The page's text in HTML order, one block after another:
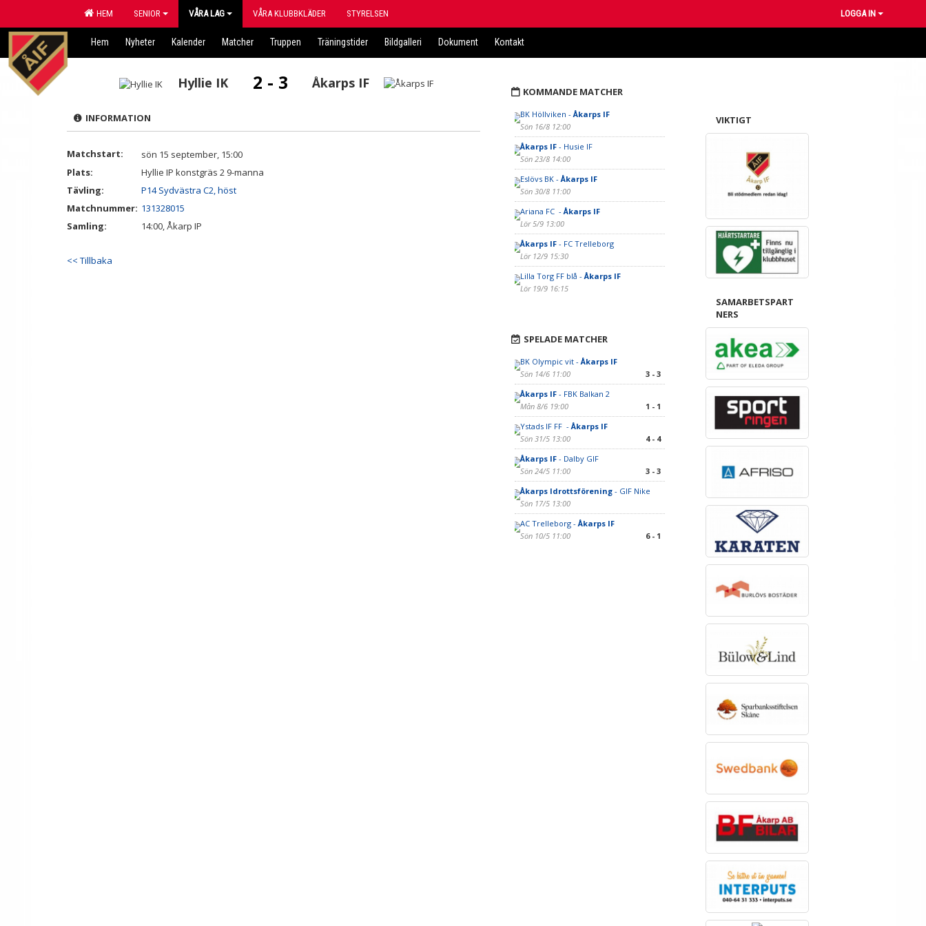
HEM SENIOR VÅRA LAG VÅRA KLUBBKLÄDER STYRELSEN LOGGA IN
Hem Nyheter Kalender Matcher Truppen Träningstider Bildgalleri Dokument Kontakt
Hyllie IK 2 - 3 Åkarps IF
INFORMATION
Matchstart:
sön 15 september, 15:00
Plats:
Hyllie IP konstgräs 2 9-manna
Tävling:
P14 Sydvästra C2, höst
Matchnummer: 131328015
Samling:
14:00, Åkarp IP
<< Tillbaka
KOMMANDE MATCHER
BK Höllviken -Åkarps IF
Sön 16/8 12:00
Åkarps IF- Husie IF
Sön 23/8 14:00
Eslövs BK -Åkarps IF
Sön 30/8 11:00
Ariana FC -Åkarps IF
Lör 5/9 13:00
Åkarps IF- FC Trelleborg
Lör 12/9 15:30
Lilla Torg FF blå -Åkarps IF
Lör 19/9 16:15
SPELADE MATCHER
BK Olympic vit -Åkarps IF
Sön 14/6 11:00
3 - 3
Åkarps IF- FBK Balkan 2
Mån 8/6 19:00
1 - 1
Ystads IF FF -Åkarps IF
Sön 31/5 13:00
4 - 4
Åkarps IF- Dalby GIF
Sön 24/5 11:00
3 - 3
Åkarps Idrottsförening- GIF Nike
Sön 17/5 13:00
AC Trelleborg -Åkarps IF
Sön 10/5 11:00
6 - 1
VIKTIGT
SAMARBETSPART
NERS